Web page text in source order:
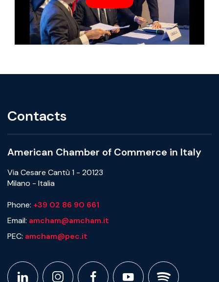
Contacts
American Chamber of Commerce in Italy
Via Cesare Cantù 1 - 20123
Milano - Italia
Phone: +39 02 86 90 661
Email: amcham@amcham.it
PEC: amcham@pec.it